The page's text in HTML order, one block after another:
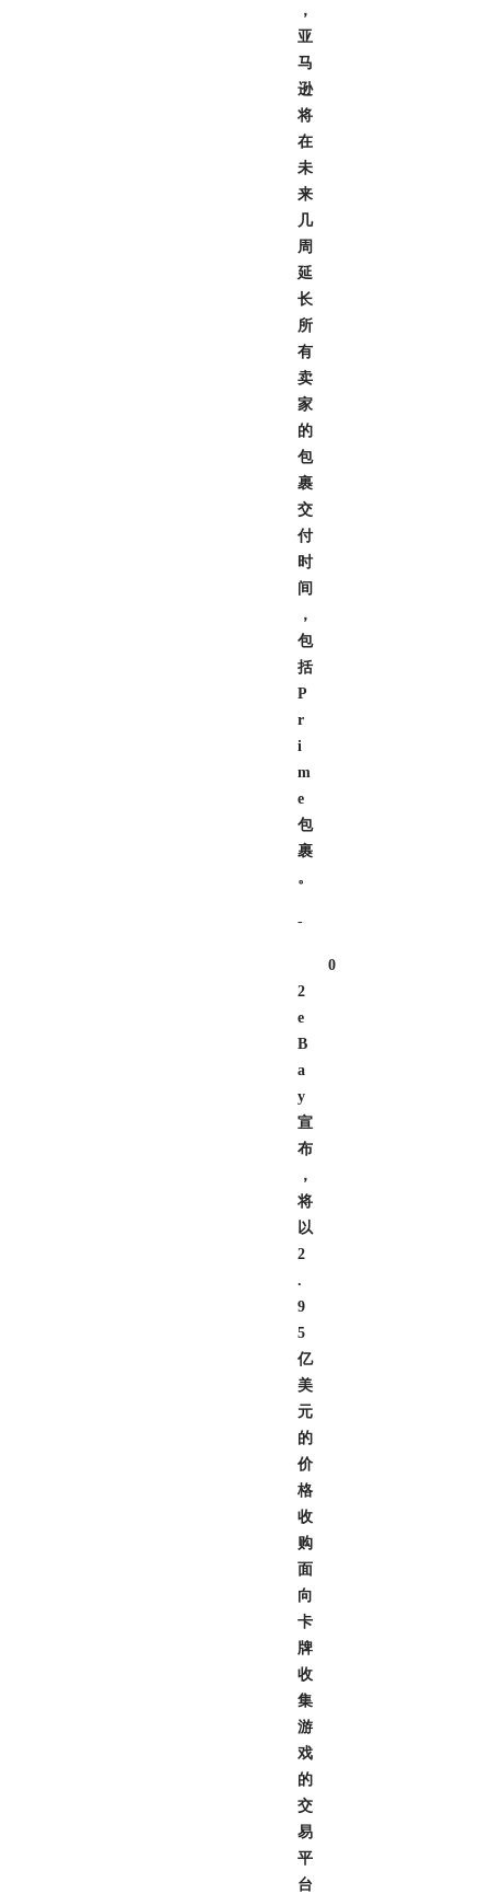
，
亚
马
逊
将
在
未
来
几
周
延
长
所
有
卖
家
的
包
裹
交
付
时
间
，
包
括
P
r
i
m
e
包
裹
。
-
0
2
e
B
a
y
宣
布
，
将
以
2
.
9
5
亿
美
元
的
价
格
收
购
面
向
卡
牌
收
集
游
戏
的
交
易
平
台